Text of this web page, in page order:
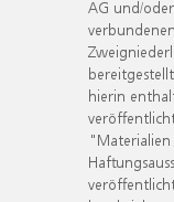
AG und/
hierin